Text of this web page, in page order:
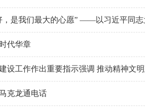
代华章
克龙通电话